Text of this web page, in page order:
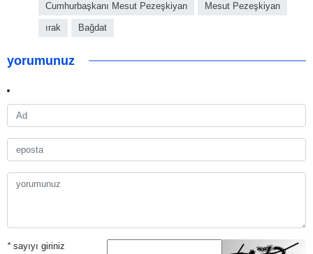
Cumhurbaşkanı Mesut Pezeşkiyan Mesut Pezeşkiyan
ırak Bağdat
yorumunuz
*sayıyı giriniz